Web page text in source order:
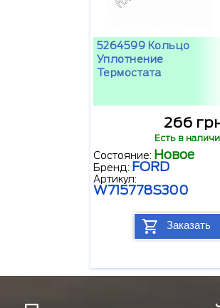
5264599 Кольцо
Уплотнение
Термостата
266
Есть в
Состояние: Новое
Бренд: FORD
Артикул:
W715778S300
Заказать